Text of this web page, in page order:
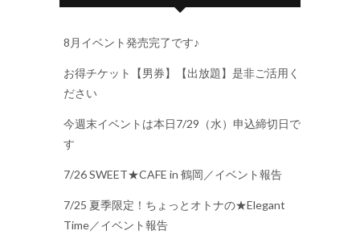
8月イベント発売完了です♪
お得チケット【男券】【出放題】是非ご活用く
ださい
今週末イベントは本日7/29（水）申込締切日で
す
7/26 SWEET★CAFE in 鶴岡／イベント報告
7/25 夏季限定！ちょっとオトナの★Elegant
Time／イベント報告